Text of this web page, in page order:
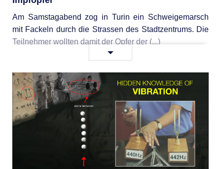
Am Samstagabend zog in Turin ein Schweigemarsch
mit Fackeln durch die Strassen des Stadtzentrums. Die
Teilnehmer wollten damit der Opfer der (...)
Fackelumzug
zum
Gedenken
an
Impfopfer